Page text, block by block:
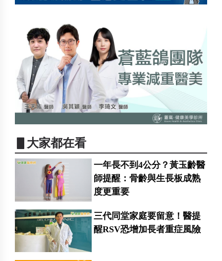
▋大家都在看
一年長不到4公分？黃玉齡醫
師提醒：骨齡與生長板成熟
度更重要
三代同堂家庭要留意！醫提
醒RSV恐增加長者重症風險